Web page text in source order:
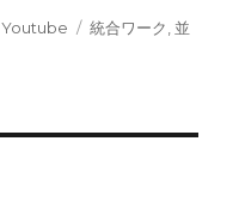
カ
Youtube
タ
統合ワーク 並